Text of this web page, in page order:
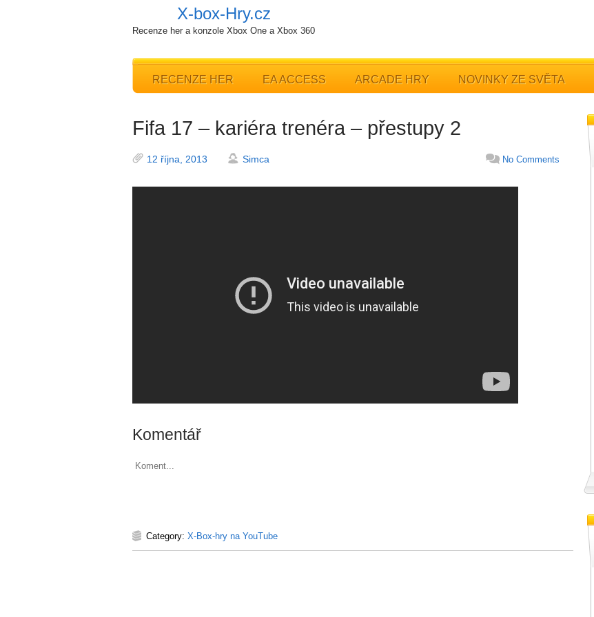
X-box-Hry.cz
Recenze her a konzole Xbox One a Xbox 360
RECENZE HER EA ACCESS ARCADE HRY NOVINKY ZE SVĚTA
Fifa 17 – kariéra trenéra – přestupy 2
12 října, 2013 Simca No Comments
Komentář
Koment...
Category: X-Box-hry na YouTube